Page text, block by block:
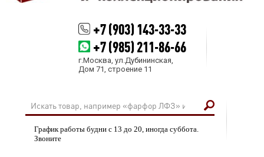
+7 (903) 143-33-33
+7 (985) 211-86-66
г.Москва, ул.Дубининская,
Дом 71, строение 11
График работы будни с 13 до 20, иногда суббота.
Звоните